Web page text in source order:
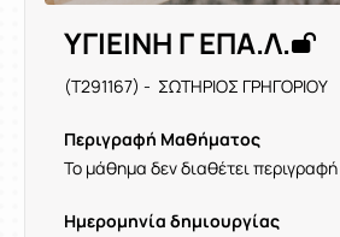
ΥΓΙΕΙΝΗ Γ ΕΠΑ.Λ.
(T291167) - ΣΩΤΗΡΙΟΣ ΓΡΗΓΟΡΙΟΥ
Περιγραφή Μαθήματος
Το μάθημα δεν διαθέτει περιγραφή
Ημερομηνία δημιουργίας